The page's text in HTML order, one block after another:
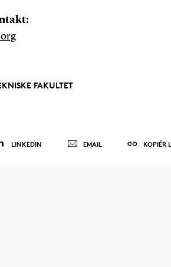
FAKULTET
LINKEDIN EMAIL KOPIÉR